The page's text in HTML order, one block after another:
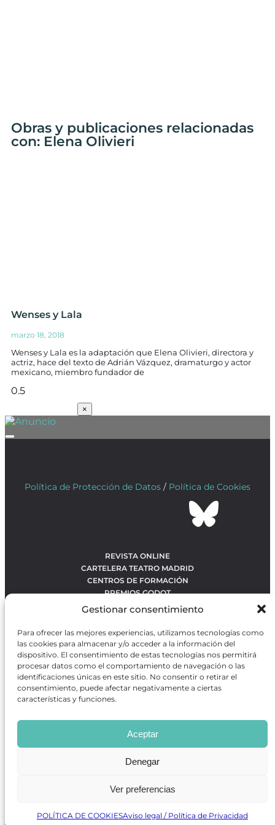
Gestionar consentimiento
Para ofrecer las mejores experiencias, utilizamos tecnologías como
las cookies para almacenar y/o acceder a la información del
dispositivo. El consentimiento de estas tecnologías nos permitirá
procesar datos como el comportamiento de navegación o las
identificaciones únicas en este sitio. No consentir o retirar el
consentimiento, puede afectar negativamente a ciertas
características y funciones.
Aceptar
Denegar
Ver preferencias
POLÍTICA DE COOKIESAviso legal / Política de Privacidad
Obras y publicaciones relacionadas
con: Elena Olivieri
Wenses y Lala
marzo 18, 2018
Wenses y Lala es la adaptación que Elena Olivieri, directora y
actriz, hace del texto de Adrián Vázquez, dramaturgo y actor
mexicano, miembro fundador de
×
Política de Protección de Datos / Política de Cookies
REVISTA ONLINE
CARTELERA TEATRO MADRID
CENTROS DE FORMACIÓN
PREMIOS GODOT
CONTACTO
OBRAS MÁS VOTADAS
RANKING MEJORES OBRAS
BÚSQUEDA AVANZADA DE OBRAS
Revista GODOTes una revista independiente especializada
en información sobre artes escénicas de Madrid, gratuita y
que se distribuye en espacios escénicos, además de otros
puntos de interés turístico y de ocio de la capital.
Desarrollado por Precise Future